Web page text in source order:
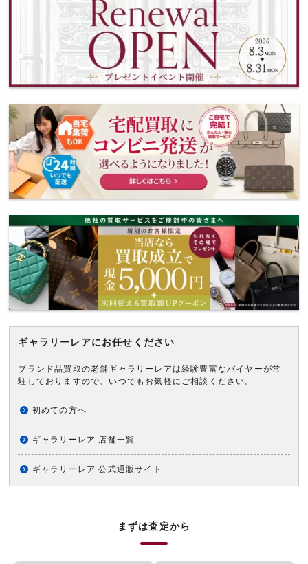
ギャラリーレアにお任せください
ブランド品買取の老舗ギャラリーレアは経験豊富なバイヤーが常
駐しておりますので、いつでもお気軽にご相談ください。
初めての方へ
ギャラリーレア 店舗一覧
ギャラリーレア 公式通販サイト
まずは査定から